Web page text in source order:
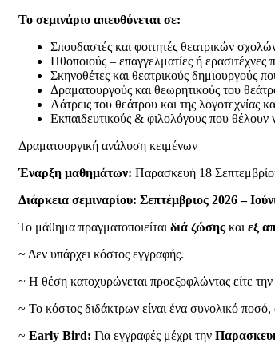
Το σεμινάριο απευθύνεται σε:
Σπουδαστές και φοιτητές θεατρικών
Ηθοποιούς – επαγγελματίες ή
Σκηνοθέτες και θεατρικούς δημιουργούς
Δραματουργούς και θεωρητικούς του
Λάτρεις του θεάτρου και της λογοτεχνίας
Εκπαιδευτικούς & φιλολόγους που θέλουν
Δραματουργική ανάλυση κειμένων
Έναρξη μαθημάτων: Παρασκευή 18
Διάρκεια σεμιναρίου: Σεπτέμβριος 2026 –
Το μάθημα πραγματοποιείται διά ζώσης και εξ
~ Δεν υπάρχει κόστος εγγραφής.
~ Η θέση κατοχυρώνεται προεξοφλώντας είτε
~ Το κόστος διδάκτρων είναι ένα συνολικό
~ Early Bird: Για εγγραφές μέχρι την